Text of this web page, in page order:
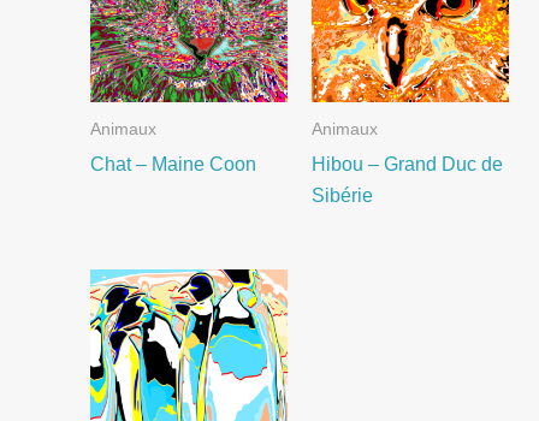
Animaux
Chat – Maine Coon
Animaux
Hibou – Grand Duc de
Sibérie